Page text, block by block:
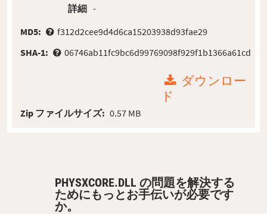
詳細 -
MD5:
f312d2cee9d4d6ca15203938d93fae29
SHA-1:
06746ab11fc9bc6d99769098f929f1b1366a61cd
ダウンロー
ド
Zip ファイルサイズ: 0.57 MB
PHYSXCORE.DLL の問題を解決する
ためにもっとお手伝いが必要です
か。